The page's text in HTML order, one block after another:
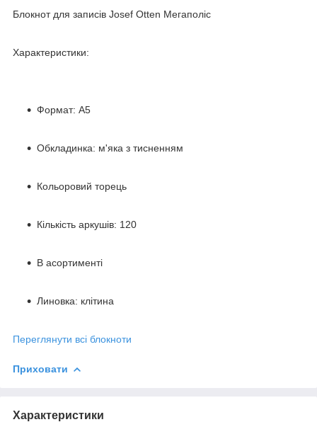
Блокнот для записів Josef Otten Мегаполіс
Характеристики:
Формат: А5
Обкладинка: м'яка з тисненням
Кольоровий торець
Кількість аркушів: 120
В асортименті
Линовка: клітина
Переглянути всі блокноти
Приховати
Характеристики